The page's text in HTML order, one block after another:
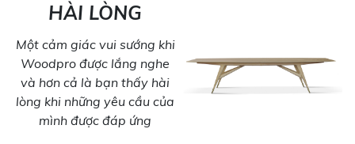
HÀI LÒNG
Một cảm giác vui sướng khi
Woodpro được lắng nghe
và hơn cả là bạn thấy hài
lòng khi những yêu cầu của
mình được đáp ứng